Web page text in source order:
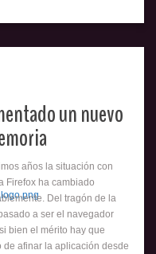
un nuevo
años la situación con
Firefox ha cambiado
Del tragón de la
a ser el navegador
bien el mérito hay que
afinar la aplicación desde